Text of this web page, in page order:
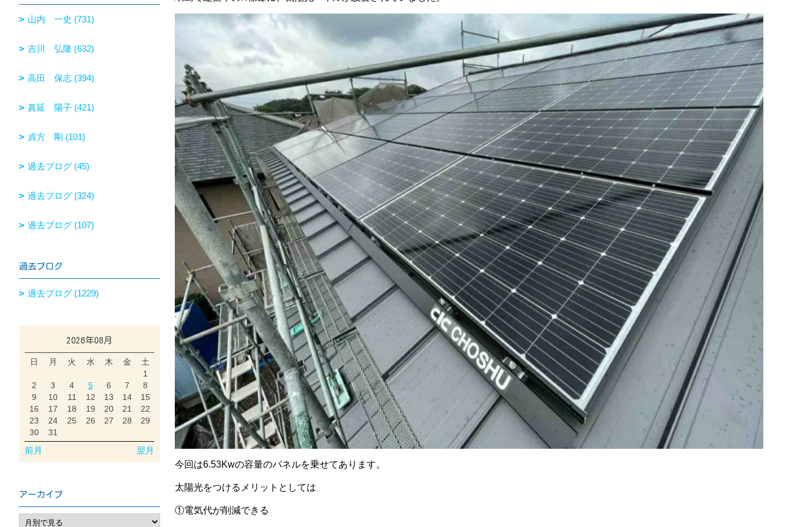
今回は6.53Kwの容量のパネルを乗せてあります。
太陽光をつけるメリットとしては
①電気代が削減できる
山内 一史 (731)
吉川 弘隆 (632)
高田 保志 (394)
真延 陽子 (421)
貞方 剛 (101)
過去ブログ (45)
過去ブログ (324)
過去ブログ (107)
過去ブログ
過去ブログ (1229)
2026年08月
日 月 火 水 木 金
土
1
2
3 4 5 6 7
8
9
10 11 12 13 14
15
16
17 18 19 20 21
22
23
24 25 26 27 28
29
30
31
前月 翌月
アーカイブ